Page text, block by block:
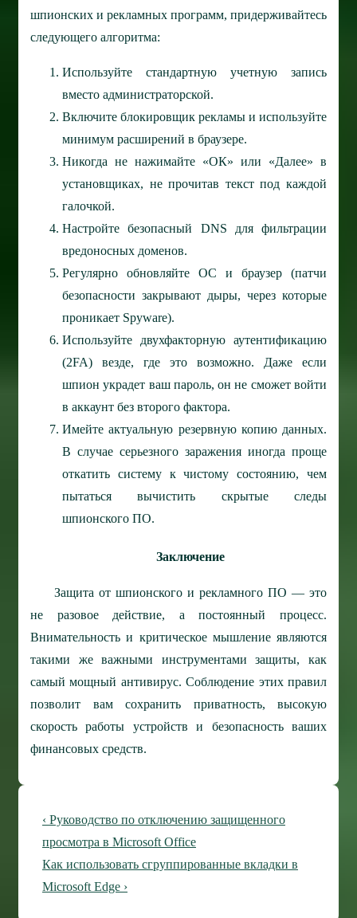
шпионских и рекламных программ, придерживайтесь
следующего алгоритма:
Используйте стандартную учетную запись
вместо администраторской.
Включите блокировщик рекламы и используйте
минимум расширений в браузере.
Никогда не нажимайте «ОК» или «Далее» в
установщиках, не прочитав текст под каждой
галочкой.
Настройте безопасный DNS для фильтрации
вредоносных доменов.
Регулярно обновляйте ОС и браузер (патчи
безопасности закрывают дыры, через которые
проникает Spyware).
Используйте двухфакторную аутентификацию
(2FA) везде, где это возможно. Даже если
шпион украдет ваш пароль, он не сможет войти
в аккаунт без второго фактора.
Имейте актуальную резервную копию данных.
В случае серьезного заражения иногда проще
откатить систему к чистому состоянию, чем
пытаться вычистить скрытые следы
шпионского ПО.
Заключение
Защита от шпионского и рекламного ПО — это
не разовое действие, а постоянный процесс.
Внимательность и критическое мышление являются
такими же важными инструментами защиты, как
самый мощный антивирус. Соблюдение этих правил
позволит вам сохранить приватность, высокую
скорость работы устройств и безопасность ваших
финансовых средств.
Навигация
по
записям
Предыдущая
запись
‹ Руководство по отключению защищенного
просмотра в Microsoft Office
Следующая
запись
Как использовать сгруппированные вкладки в
Microsoft Edge ›